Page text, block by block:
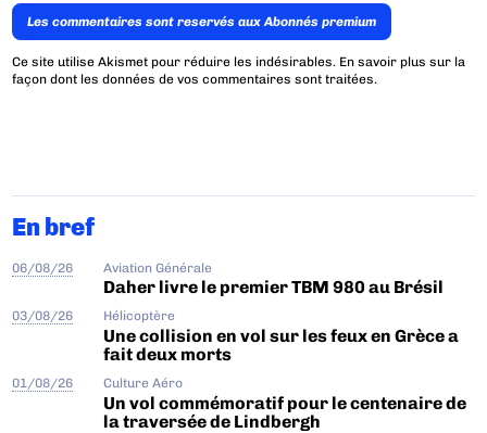
Les commentaires sont reservés aux Abonnés premium
Ce site utilise Akismet pour réduire les indésirables. En savoir plus sur la
façon dont les données de vos commentaires sont traitées.
En bref
06/08/26 Aviation Générale
Daher livre le premier TBM 980 au Brésil
03/08/26 Hélicoptère
Une collision en vol sur les feux en Grèce a
fait deux morts
01/08/26 Culture Aéro
Un vol commémoratif pour le centenaire de
la traversée de Lindbergh